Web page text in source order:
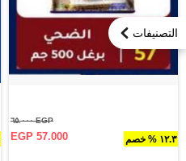
التصنيفات
١٢.٣ % خصم
EGP ٦٥.٠٠٠
EGP 57.000